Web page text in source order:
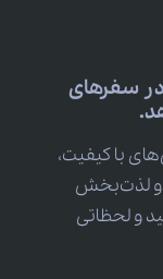
در سفرهای
با کیفیت،
و لذت‌بخش
و لحظاتی